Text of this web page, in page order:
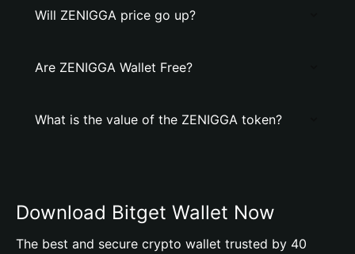
Will ZENIGGA price go up?
Are ZENIGGA Wallet Free?
What is the value of the ZENIGGA token?
Download Bitget Wallet Now
The best and secure crypto wallet trusted by 40